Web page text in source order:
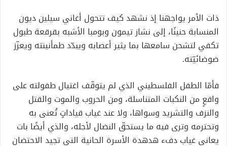
ذات الأمر يواجهنا إذ نشهد كيف تتحول أغاني سيلين ديون
المنسابة حنينًا، إلى نشاز تيمون وبومبا الأشبه بقرقعة طبول
تكفي لتشحن سامعها بما يثير أعصابه ويبدّد طمأنينته ويعزّز
ضوضائيّته.
فأمّا الطفل الفلسطيني الذي لم يتوقّف اغتيال طفولته على
واقعٍ من النكبات المتناسلة، ومن الحروب والموت والقتل
والنزف والتشريد وسواها، ولا عند غياب قياداتٍ تُعنى به
وتحترمه وترى فيه ما يستحقّ النضال لأجله، والذي أيضًا بات
يعاني غياب دفء هدهدة الأسرة الحانية التي تجيد الاحتضان